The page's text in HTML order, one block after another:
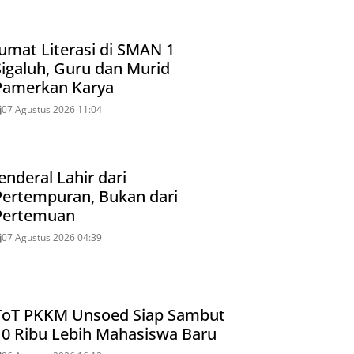
Literasi di SMAN 1
Guru dan Murid
Karya
07 Agustus 2026 11:04
Lahir dari
Bukan dari
07 Agustus 2026 04:39
PKKM Unsoed Siap Sambut
Ribu Lebih Mahasiswa Baru